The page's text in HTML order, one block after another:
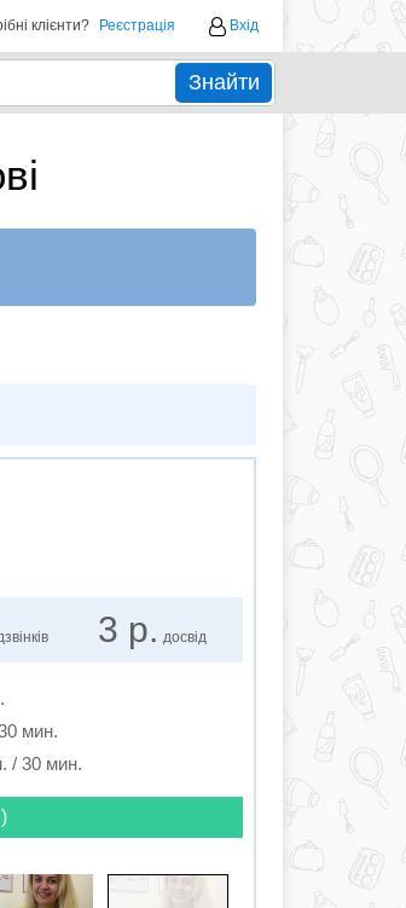
клієнти? Реєстрація Вхід
Знайти
3 р. досвід
мин.
/ 30 мин.